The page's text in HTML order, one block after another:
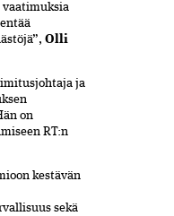
Olli
ja
on
RT:n
kestävän
sekä